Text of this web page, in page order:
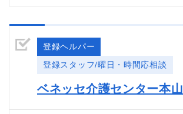
登録ヘルパー
登録スタッフ/曜日・時間応相談
ベネッセ介護センター本山